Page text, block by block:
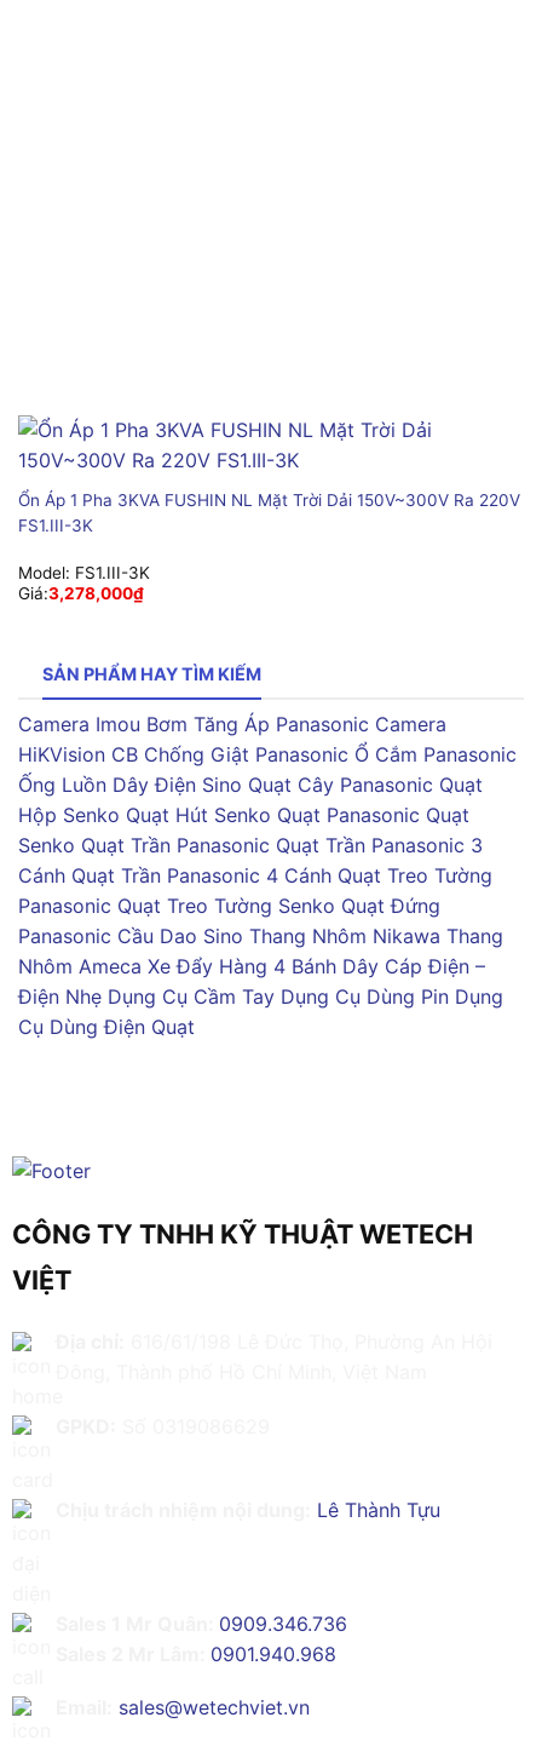
Ổn Áp 1 Pha 3KVA FUSHIN NL Mặt Trời Dải 150V~300V Ra 220V
FS1.III-3K
Model: FS1.III-3K
Giá:3,278,000₫
SẢN PHẨM HAY TÌM KIẾM
Camera Imou Bơm Tăng Áp Panasonic Camera
HiKVision CB Chống Giật Panasonic Ổ Cắm Panasonic
Ống Luồn Dây Điện Sino Quạt Cây Panasonic Quạt
Hộp Senko Quạt Hút Senko Quạt Panasonic Quạt
Senko Quạt Trần Panasonic Quạt Trần Panasonic 3
Cánh Quạt Trần Panasonic 4 Cánh Quạt Treo Tường
Panasonic Quạt Treo Tường Senko Quạt Đứng
Panasonic Cầu Dao Sino Thang Nhôm Nikawa Thang
Nhôm Ameca Xe Đẩy Hàng 4 Bánh Dây Cáp Điện –
Điện Nhẹ Dụng Cụ Cầm Tay Dụng Cụ Dùng Pin Dụng
Cụ Dùng Điện Quạt
CÔNG TY TNHH KỸ THUẬT WETECH
VIỆT
Lê Thành Tựu
0909.346.736
0901.940.968
sales@wetechviet.vn